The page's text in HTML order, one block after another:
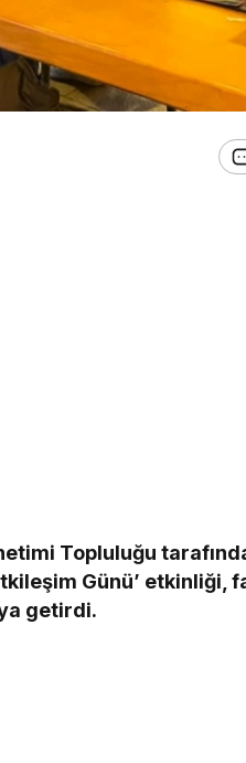
Topluluğu
Günü’ etkinliği,
getirdi.